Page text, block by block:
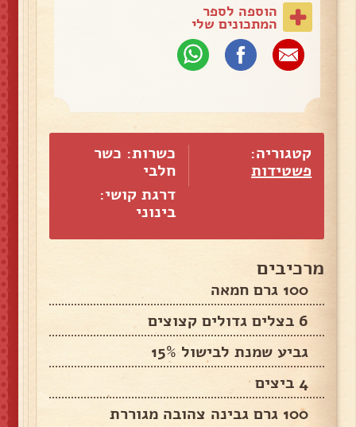
הוספה לספר
המתכונים שלי
קטגוריה:
פשטידות
כשרות: כשר
חלבי
דרגת קושי:
בינוני
מרכיבים
100 גרם חמאה
6 בצלים גדולים קצוצים
גביע שמנת לבישול 15%
4 ביצים
100 גרם גבינה צהובה מגוררת